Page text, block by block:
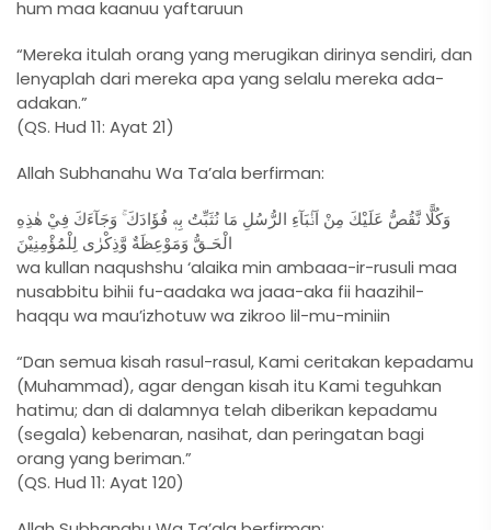
hum maa kaanuu yaftaruun
“Mereka itulah orang yang merugikan dirinya sendiri, dan
lenyaplah dari mereka apa yang selalu mereka ada-
adakan.”
(QS. Hud 11: Ayat 21)
Allah Subhanahu Wa Ta’ala berfirman:
وَكُلًّا نَّقُصُّ عَلَيْكَ مِنْ اَنْۢبَآءِ الرُّسُلِ مَا نُثَبِّتُ بِهٖ فُؤَادَكَ ۚ وَجَآءَكَ فِيْ هٰذِهِ
الْحَـقُّ وَمَوْعِظَةٌ وَّذِكْرٰى لِلْمُؤْمِنِيْنَ
wa kullan naqushshu ‘alaika min ambaaa-ir-rusuli maa
nusabbitu bihii fu-aadaka wa jaaa-aka fii haazihil-
haqqu wa mau’izhotuw wa zikroo lil-mu-miniin
“Dan semua kisah rasul-rasul, Kami ceritakan kepadamu
(Muhammad), agar dengan kisah itu Kami teguhkan
hatimu; dan di dalamnya telah diberikan kepadamu
(segala) kebenaran, nasihat, dan peringatan bagi
orang yang beriman.”
(QS. Hud 11: Ayat 120)